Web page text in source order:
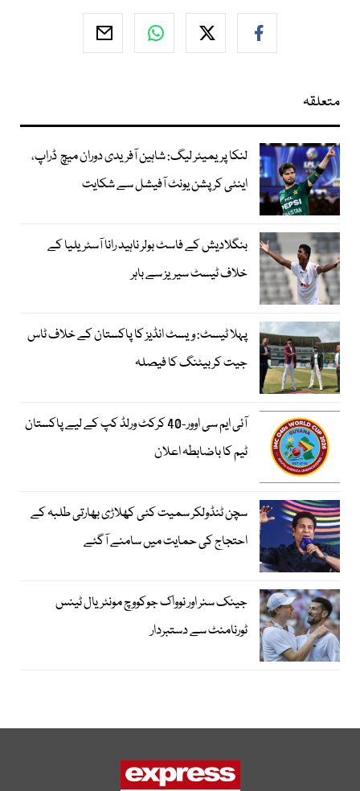
متعلقہ
لنکا پریمیئر لیگ: شاہین آفریدی دوران میچ ڈراپ،
اینٹی کرپشن یونٹ آفیشل سے شکایت
بنگلادیش کے فاسٹ بولر ناہید رانا آسٹریلیا کے
خلاف ٹیسٹ سیریز سے باہر
پہلا ٹیسٹ: ویسٹ انڈیز کا پاکستان کے خلاف ٹاس
جیت کر بیٹنگ کا فیصلہ
آئی ایم سی اوور-40 کرکٹ ورلڈ کپ کے لیے پاکستان
ٹیم کا باضابطہ اعلان
سچن ٹنڈولکر سمیت کئی کھلاڑی بھارتی طلبہ کے
احتجاج کی حمایت میں سامنے آگئے
جینک سنر اور نوواک جوکووچ مونٹریال ٹینس
ٹورنامنٹ سے دستبردار